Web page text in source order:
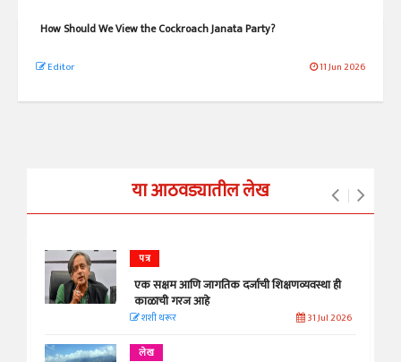
How Should We View the Cockroach Janata Party?
Editor 11 Jun 2026
या आठवड्यातील लेख
पत्र
एक सक्षम आणि जागतिक दर्जाची शिक्षणव्यवस्था ही
काळाची गरज आहे
शशी थरूर 31 Jul 2026
लेख